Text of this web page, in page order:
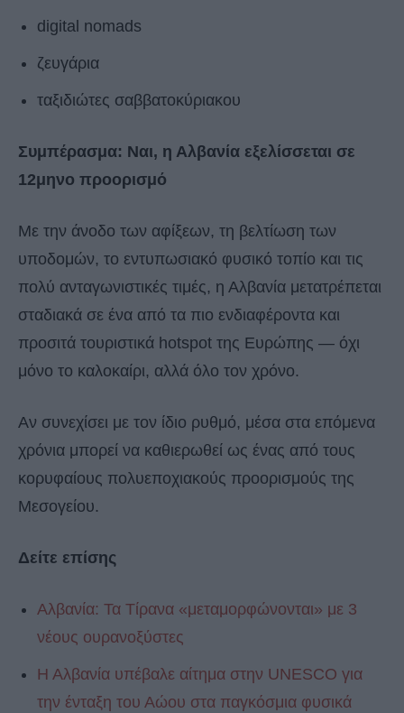
digital nomads
ζευγάρια
ταξιδιώτες σαββατοκύριακου
Συμπέρασμα: Ναι, η Αλβανία εξελίσσεται σε
12μηνο προορισμό
Με την άνοδο των αφίξεων, τη βελτίωση των
υποδομών, το εντυπωσιακό φυσικό τοπίο και τις
πολύ ανταγωνιστικές τιμές, η Αλβανία μετατρέπεται
σταδιακά σε ένα από τα πιο ενδιαφέροντα και
προσιτά τουριστικά hotspot της Ευρώπης — όχι
μόνο το καλοκαίρι, αλλά όλο τον χρόνο.
Αν συνεχίσει με τον ίδιο ρυθμό, μέσα στα επόμενα
χρόνια μπορεί να καθιερωθεί ως ένας από τους
κορυφαίους πολυεποχιακούς προορισμούς της
Μεσογείου.
Δείτε επίσης
Αλβανία: Τα Τίρανα «μεταμορφώνονται» με 3
νέους ουρανοξύστες
Η Αλβανία υπέβαλε αίτημα στην UNESCO για
την ένταξη του Αώου στα παγκόσμια φυσικά